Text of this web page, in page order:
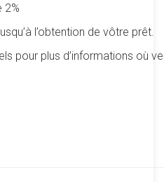
2%
l’obtention de vôtre prêt.
pour plus d’informations où